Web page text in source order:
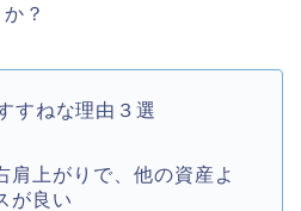
？
すねな理由３選
肩上がりで、他の資産よ
が良い